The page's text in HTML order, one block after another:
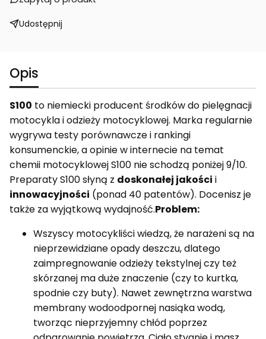
Udostępnij
Opis
S100 to niemiecki producent środków do pielęgnacji
motocykla i odzieży motocyklowej. Marka regularnie
wygrywa testy porównawcze i rankingi
konsumenckie, a opinie w internecie na temat
chemii motocyklowej S100 nie schodzą poniżej 9/10.
Preparaty S100 słyną z doskonałej jakości i
innowacyjności (ponad 40 patentów). Docenisz je
także za wyjątkową wydajność.Problem:
Wszyscy motocykliści wiedzą, że narażeni są na
nieprzewidziane opady deszczu, dlatego
zaimpregnowanie odzieży tekstylnej czy też
skórzanej ma duże znaczenie (czy to kurtka,
spodnie czy buty). Nawet zewnętrzna warstwa
membrany wodoodpornej nasiąka wodą,
tworząc nieprzyjemny chłód poprzez